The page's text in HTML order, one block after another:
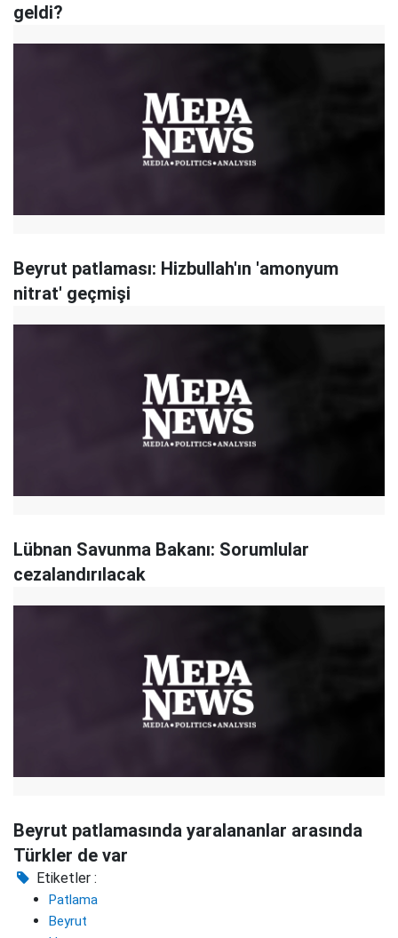
geldi?
Beyrut patlaması: Hizbullah'ın 'amonyum
nitrat' geçmişi
Lübnan Savunma Bakanı: Sorumlular
cezalandırılacak
Beyrut patlamasında yaralananlar arasında
Türkler de var
Etiketler :
Patlama
Beyrut